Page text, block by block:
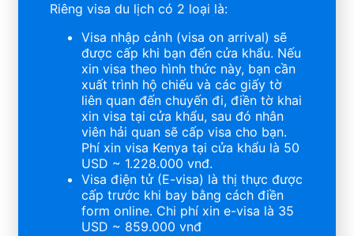
Riêng visa du lịch có 2 loại là:
Visa nhập cảnh (visa on arrival) sẽ
được cấp khi bạn đến cửa khẩu. Nếu
xin visa theo hình thức này, bạn cần
xuất trình hộ chiếu và các giấy tờ
liên quan đến chuyến đi, điền tờ khai
xin visa tại cửa khẩu, sau đó nhân
viên hải quan sẽ cấp visa cho bạn.
Phí xin visa Kenya tại cửa khẩu là 50
USD ~ 1.228.000 vnđ.
Visa điện tử (E-visa) là thị thực được
cấp trước khi bay bằng cách điền
form online. Chi phí xin e-visa là 35
USD ~ 859.000 vnđ